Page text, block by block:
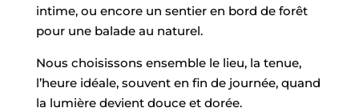
intime, ou encore un sentier en bord de forêt
pour une balade au naturel.
Nous choisissons ensemble le lieu, la tenue,
l’heure idéale, souvent en fin de journée, quand
la lumière devient douce et dorée.